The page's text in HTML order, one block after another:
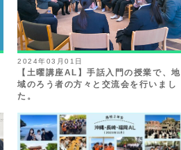
2024年03月01日
【土曜講座AL】手話入門の授業で、地
域のろう者の方々と交流会を行いまし
た。